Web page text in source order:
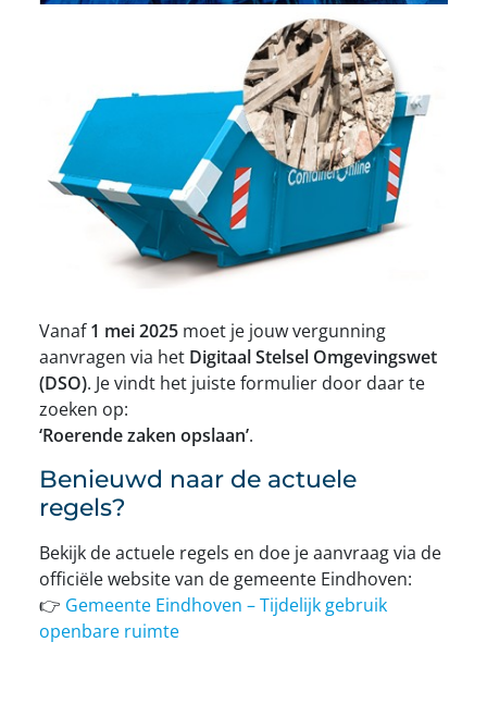
Vanaf1 mei 2025 moet je jouw vergunning
aanvragen via het Digitaal Stelsel Omgevingswet
(DSO). Je vindt het juiste formulier door daar te
zoeken op:
‘Roerende zaken opslaan’.
Benieuwd naar de actuele
regels?
Bekijk de actuele regels en doe je aanvraag via de
officiële website van de gemeente Eindhoven:
👉 Gemeente Eindhoven – Tijdelijk gebruik
openbare ruimte